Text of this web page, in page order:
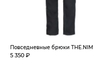
Повседневные брюки THE.NIM
5 350 ₽